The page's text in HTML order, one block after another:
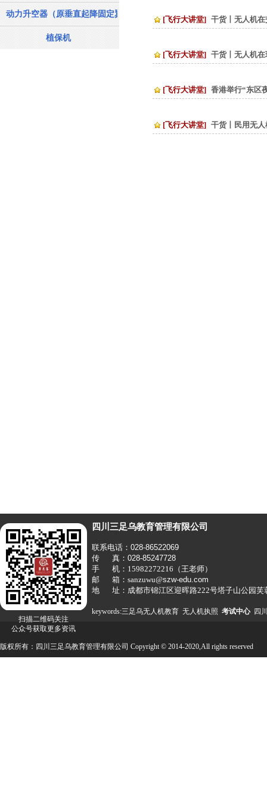
[飞行大讲堂] 干货丨无人机
[飞行大讲堂] 干货丨无人机
[飞行大讲堂] 香港举行“东区
[飞行大讲堂] 干货丨民用无
动力升空器（原垂直起降固定翼飞机）
植保机
扫描二维码关注
公众号获取更多资讯
版权所有：四川三足乌教育管理有限公司 Copyright © 2014-2020,All rights reserved
四川三足乌教育管理有限公司
联系电话： 028-86522069
传 真： 028-85247728
手 机：15982272216（王老师）
邮 箱：sanzuwu@szw-edu.com
地 址： 成都市锦江区迎晖路222号塔子山公园
keywords:三足乌无人机教育 无人机执照 考试中心 四